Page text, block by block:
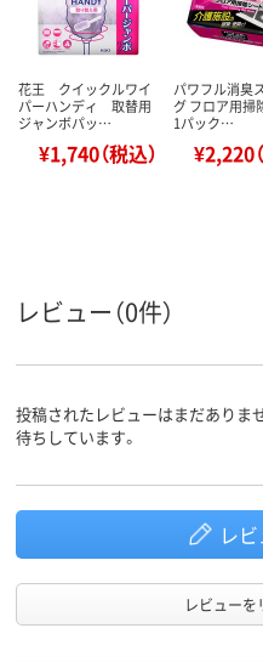
花王 クイックルワイ
パーハンディ 取替用
ジャンボパッ…
¥1,740（税込）
パワフル消臭
グ フロア用掃
1パック…
¥2,220
レビュー（0件）
投稿されたレビューはまだありま
待ちしています。
レ
レビューを